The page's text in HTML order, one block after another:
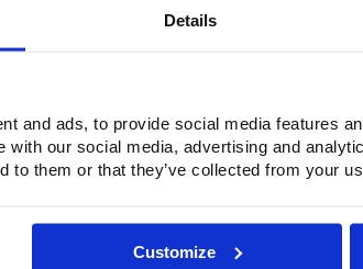
Details
and ads, to provide social media features
with our social media, advertising and
to them or that they’ve collected from your
Customize
und Verankerung
um temporäre Anwendungen handelt,
Verankerung
Situation kann unter anderem Folgendes zur
Ankerstifte